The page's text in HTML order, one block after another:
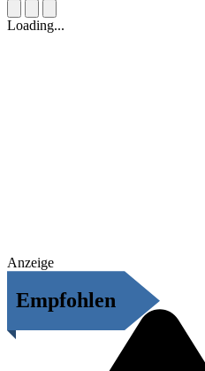
Loading...
Anzeige
Empfohlen